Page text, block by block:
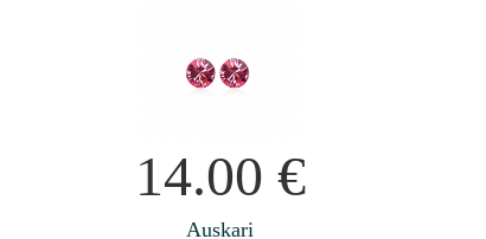
14.00 €
Auskari